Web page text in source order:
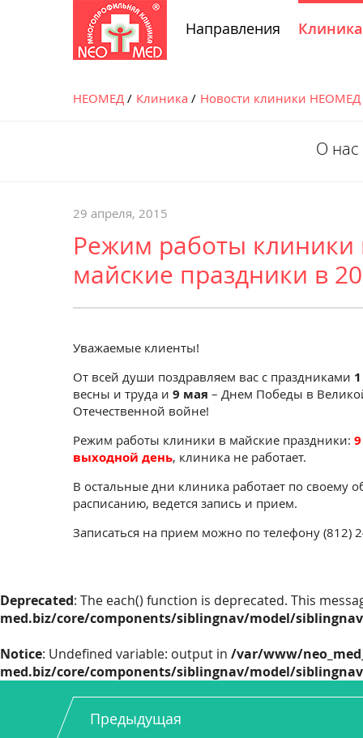
Направления Клиника
НЕОМЕД Клиника Новости клиники НЕОМЕД
О нас
29 апреля, 2015
Режим работы клиники
майские праздники в
Уважаемые клиенты!
От всей души поздравляем вас с праздниками
весны и труда и 9 мая – Днем Победы в
Отечественной войне!
Режим работы клиники в майские праздники:
выходной день, клиника не работает.
В остальные дни клиника работает по своему
расписанию, ведется запись и прием.
Записаться на прием можно по телефону (812)
Deprecated: The each() function is deprecated. This
med.biz/core/components/siblingnav/model/
Notice: Undefined variable: output in /var/www/
med.biz/core/components/siblingnav/model/
Предыдущая